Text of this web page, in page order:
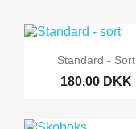
Standard - Sort
180,00 DKK